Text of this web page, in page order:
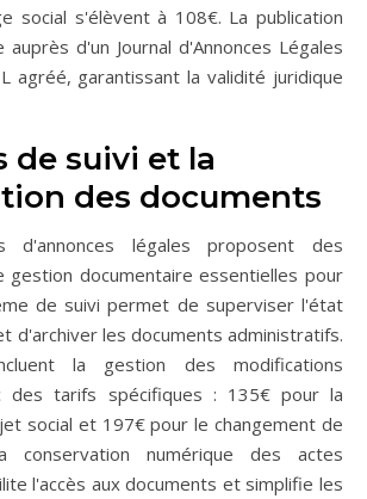
social s'élèvent à 108€. La publication
d'un Journal d'Annonces Légales
agréé, garantissant la validité juridique
de suivi et la
des documents
d'annonces légales proposent des
gestion documentaire essentielles pour
de suivi permet de superviser l'état
d'archiver les documents administratifs.
la gestion des modifications
des tarifs spécifiques : 135€ pour la
social et 197€ pour le changement de
conservation numérique des actes
l'accès aux documents et simplifie les